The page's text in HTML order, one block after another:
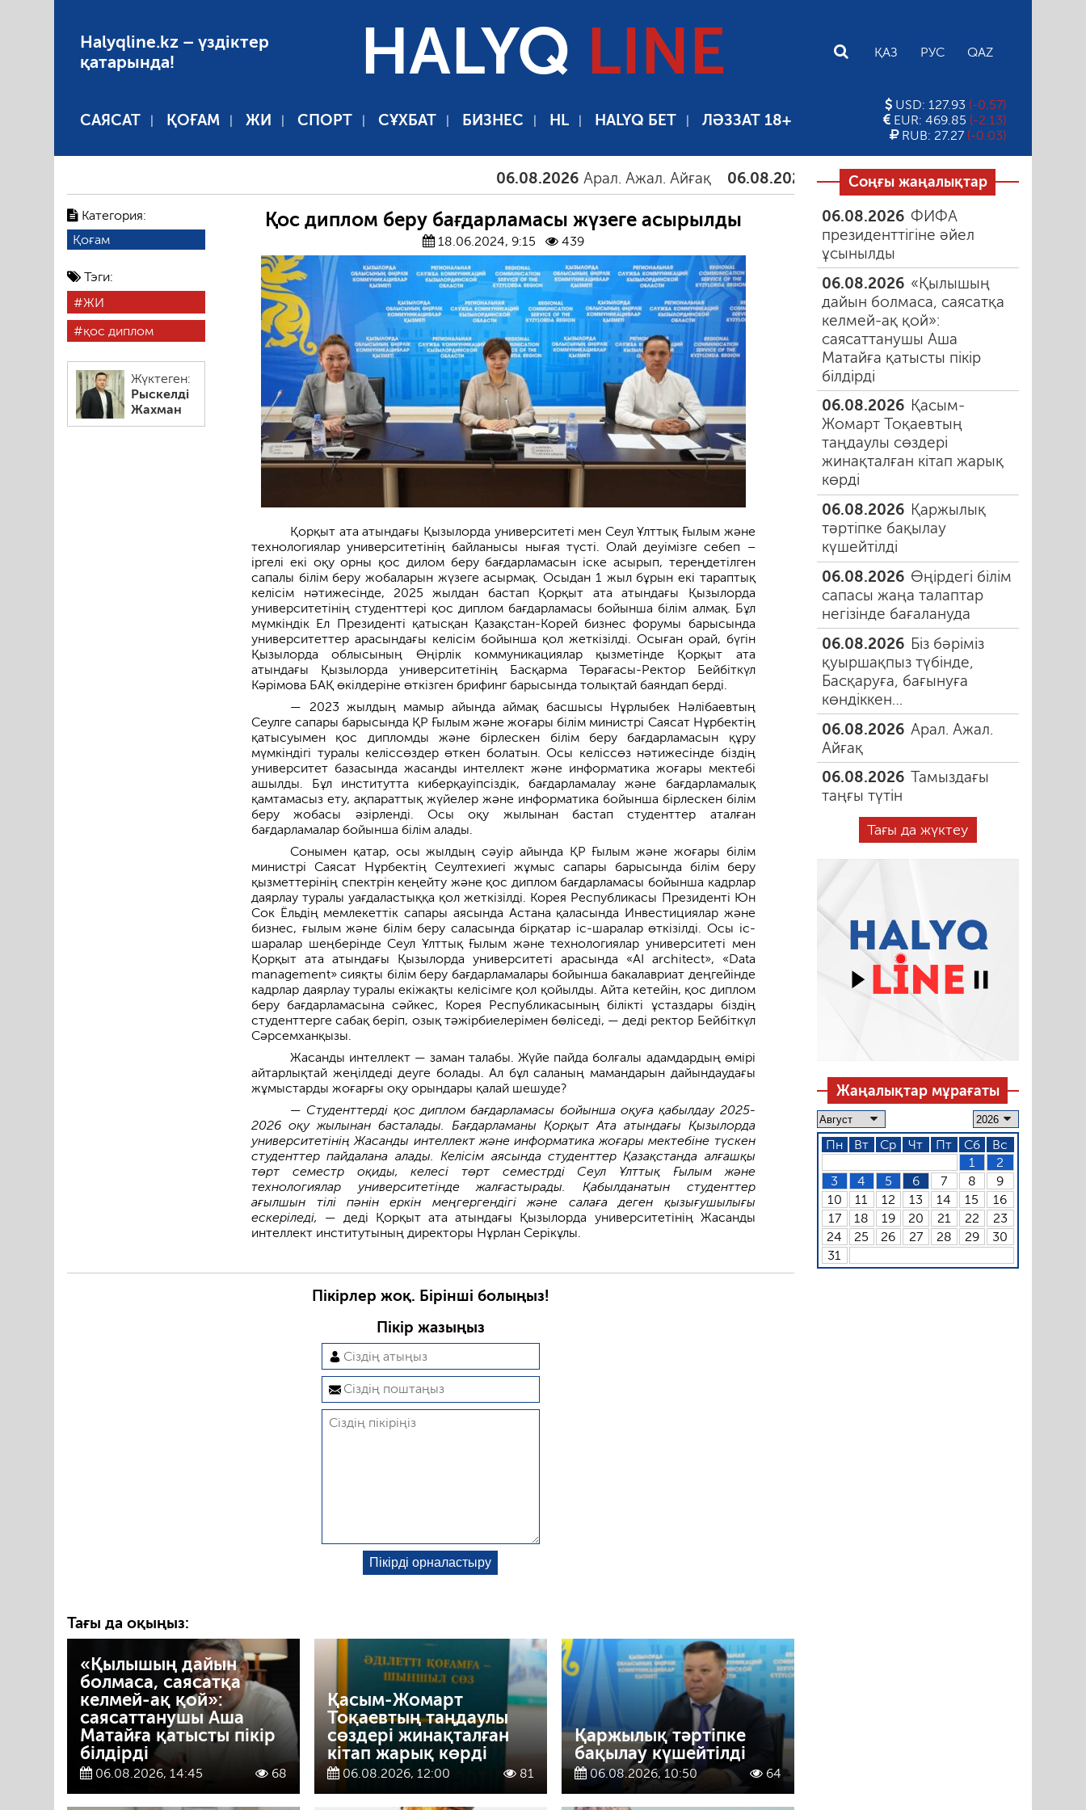
Halyqline.kz – үздіктер
қатарында!
HALYQ LINE ҚАЗ РУС QAZ
САЯСАТ ҚОҒАМ ЖИ СПОРТ СҰХБАТ БИЗНЕС HL HALYQ БЕТ ЛӘЗЗАТ 18+
USD: 127.93 (-0.57)
EUR: 469.85 (-2.13)
RUB: 27.27 (-0.03)
06.08.2026 Арал. Ажал. Айғақ 06.08.2026 Тамыздағы таңғы түтін 06.08.2026
Категория:
Қоғам
Тэги:
ЖИ
қос диплом
Жүктеген:
Рыскелді
Жахман
Қос диплом беру бағдарламасы жүзеге асырылды
18.06.2024, 9:15 439
Қорқыт ата атындағы Қызылорда университеті мен Сеул Ұлттық Ғылым және
технологиялар университетінің байланысы нығая түсті. Олай деуімізге себеп –
іргелі екі оқу орны қос дилом беру бағдарламасын іске асырып, тереңдетілген
сапалы білім беру жобаларын жүзеге асырмақ. Осыдан 1 жыл бұрын екі тараптық
келісім нәтижесінде, 2025 жылдан бастап Қорқыт ата атындағы Қызылорда
университетінің студенттері қос диплом бағдарламасы бойынша білім алмақ. Бұл
мүмкіндік Ел Президенті қатысқан Қазақстан-Корей бизнес форумы барысында
университеттер арасындағы келісім бойынша қол жеткізілді. Осыған орай, бүгін
Қызылорда облысының Өңірлік коммуникациялар қызметінде Қорқыт ата
атындағы Қызылорда университетінің Басқарма Төрағасы-Ректор Бейбіткүл
Кәрімова БАҚ өкілдеріне өткізген брифинг барысында толықтай баяндап берді.
— 2023 жылдың мамыр айында аймақ басшысы Нұрлыбек Нәлібаевтың
Сеулге сапары барысында ҚР Ғылым және жоғары білім министрі Саясат Нұрбектің
қатысуымен қос дипломды және бірлескен білім беру бағдарламасын құру
мүмкіндігі туралы келіссөздер өткен болатын. Осы келіссөз нәтижесінде біздің
университет базасында жасанды интеллект және информатика жоғары мектебі
ашылды. Бұл институтта киберқауіпсіздік, бағдарламалау және бағдарламалық
қамтамасыз ету, ақпараттық жүйелер және информатика бойынша бірлескен білім
беру жобасы әзірленді. Осы оқу жылынан бастап студенттер аталған
бағдарламалар бойынша білім алады.
Сонымен қатар, осы жылдың сәуір айында ҚР Ғылым және жоғары білім
министрі Саясат Нұрбектің Сеултехиегі жұмыс сапары барысында білім беру
қызметтерінің спектрін кеңейту және қос диплом бағдарламасы бойынша кадрлар
даярлау туралы уағдаластыққа қол жеткізілді. Корея Республикасы Президенті Юн
Сок Ёльдің мемлекеттік сапары аясында Астана қаласында Инвестициялар және
бизнес, ғылым және білім беру саласында бірқатар іс-шаралар өткізілді. Осы іс-
шаралар шеңберінде Сеул Ұлттық Ғылым және технологиялар университеті мен
Қорқыт ата атындағы Қызылорда университеті арасында «AI architect», «Data
management» сияқты білім беру бағдарламалары бойынша бакалавриат деңгейінде
кадрлар даярлау туралы екіжақты келісімге қол қойылды. Айта кетейін, қос диплом
беру бағдарламасына сәйкес, Корея Республикасының білікті ұстаздары біздің
студенттерге сабақ беріп, озық тәжірбиелерімен бөліседі, — деді ректор Бейбіткүл
Сәрсемханқызы.
Жасанды интеллект — заман талабы. Жүйе пайда болғалы адамдардың өмірі
айтарлықтай жеңілдеді деуге болады. Ал бұл саланың мамандарын дайындаудағы
жұмыстарды жоғарғы оқу орындары қалай шешуде?
— Студенттерді қос диплом бағдарламасы бойынша оқуға қабылдау 2025-
2026 оқу жылынан басталады. Бағдарламаны Қорқыт Ата атындағы Қызылорда
университетінің Жасанды интеллект және информатика жоғары мектебіне түскен
студенттер пайдалана алады. Келісім аясында студенттер Қазақстанда алғашқы
төрт семестр оқиды, келесі төрт семестрді Сеул Ұлттық Ғылым және
технологиялар университетінде жалғастырады. Қабылданатын студенттер
ағылшын тілі пәнін еркін меңгергендігі және салаға деген қызығушылығы
ескеріледі, —деді Қорқыт ата атындағы Қызылорда университетінің Жасанды
интеллект институтының директоры Нұрлан Серікұлы.
Пікірлер жоқ. Бірінші болыңыз!
Пікір жазыңыз
Тағы да оқыңыз:
«Қылышың дайын
болмаса, саясатқа
келмей-ақ қой»:
саясаттанушы Аша
Матайға қатысты пікір
білдірді
06.08.2026, 14:45 68
Қасым-Жомарт
Тоқаевтың таңдаулы
сөздері жинақталған
кітап жарық көрді
06.08.2026, 12:00 81
Қаржылық тәртіпке
бақылау күшейтілді
06.08.2026, 10:50 64
Соңғы жаңалықтар
06.08.2026 ФИФА
президенттігіне әйел
ұсынылды
06.08.2026 «Қылышың
дайын болмаса, саясатқа
келмей-ақ қой»:
саясаттанушы Аша
Матайға қатысты пікір
білдірді
06.08.2026 Қасым-
Жомарт Тоқаевтың
таңдаулы сөздері
жинақталған кітап жарық
көрді
06.08.2026 Қаржылық
тәртіпке бақылау
күшейтілді
06.08.2026 Өңірдегі білім
сапасы жаңа талаптар
негізінде бағалануда
06.08.2026 Біз бәріміз
қуыршақпыз түбінде,
Басқаруға, бағынуға
көндіккен…
06.08.2026 Арал. Ажал.
Айғақ
06.08.2026 Тамыздағы
таңғы түтін
Тағы да жүктеу
Жаңалықтар мұрағаты
Пн Вт Ср Чт Пт Сб
Вс
1
2
3
4 5 6 7 8
9
10
11 12 13 14 15
16
17
18 19 20 21 22
23
24
25 26 27 28 29
30
31